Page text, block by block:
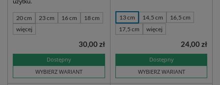
20 cm 23 cm 16 cm
18 cm
więcej
Dostępny
WYBIERZ WARIANT
30,00 zł
13 cm 14,5 cm
16,5 cm
17,5 cm
więcej
Dostępny
WYBIERZ WARIANT
24,00 zł